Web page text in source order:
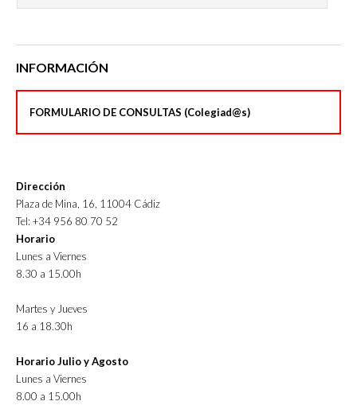
INFORMACIÓN
FORMULARIO DE CONSULTAS (Colegiad@s)
Dirección
Plaza de Mina, 16, 11004 Cádiz
Tel: +34 956 80 70 52
Horario
Lunes a Viernes
8.30 a 15.00h
Martes y Jueves
16 a 18.30h
Horario Julio y Agosto
Lunes a Viernes
8.00 a 15.00h